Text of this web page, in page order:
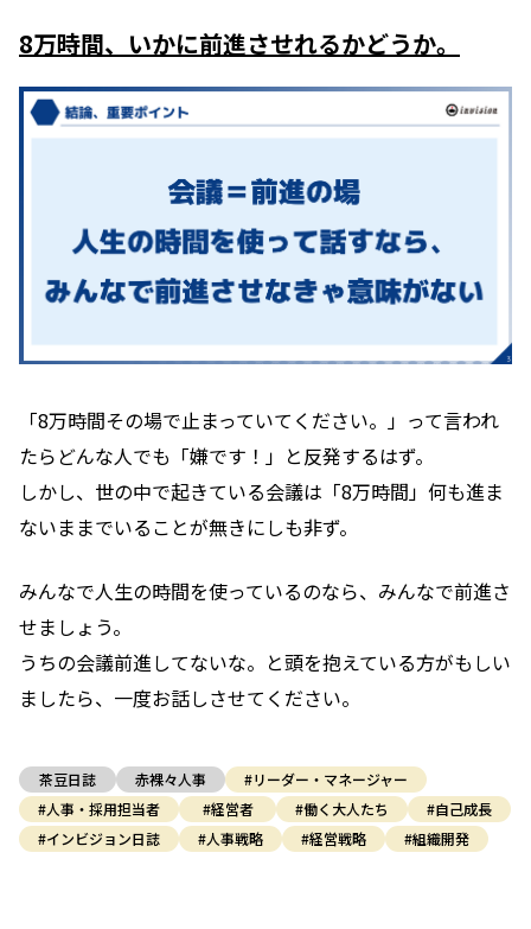
8万時間、いかに前進させれるかどうか。
「8万時間その場で止まっていてください。」って言われ
たらどんな人でも「嫌です！」と反発するはず。
しかし、世の中で起きている会議は「8万時間」何も進ま
ないままでいることが無きにしも非ず。
みんなで人生の時間を使っているのなら、みんなで前進さ
せましょう。
うちの会議前進してないな。と頭を抱えている方がもしい
ましたら、一度お話しさせてください。
茶豆日誌 赤裸々人事
#リーダー・マネージャー
#人事・採用担当者
#経営者 #働く大人たち
#自己成長
#インビジョン日誌
#人事戦略 #経営戦略 #組織開発